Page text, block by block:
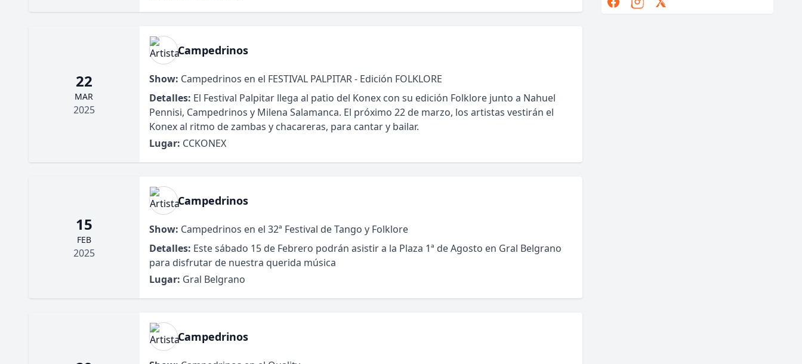
22
MAR
2025
Campedrinos
Show: Campedrinos en el FESTIVAL PALPITAR - Edición FOLKLORE
Detalles: El Festival Palpitar llega al patio del Konex con su edición Folklore junto a Nahuel
Pennisi, Campedrinos y Milena Salamanca. El próximo 22 de marzo, los artistas vestirán el
Konex al ritmo de zambas y chacareras, para cantar y bailar.
Lugar: CCKONEX
15
FEB
2025
Campedrinos
Show: Campedrinos en el 32ª Festival de Tango y Folklore
Detalles: Este sábado 15 de Febrero podrán asistir a la Plaza 1ª de Agosto en Gral Belgrano
para disfrutar de nuestra querida música
Lugar: Gral Belgrano
Campedrinos